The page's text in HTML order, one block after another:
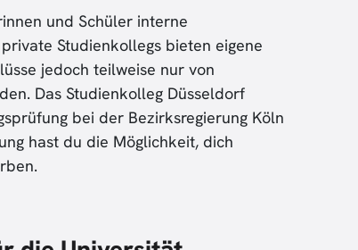
und Schüler interne
Studienkollegs bieten eigene
jedoch teilweise nur von
Das Studienkolleg Düsseldorf
bei der Bezirksregierung Köln
hast du die Möglichkeit, dich